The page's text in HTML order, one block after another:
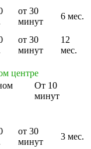
от 30
минут
6 мес.
от 30
минут
12
мес.
центре
От 10
минут
от 30
минут
3 мес.